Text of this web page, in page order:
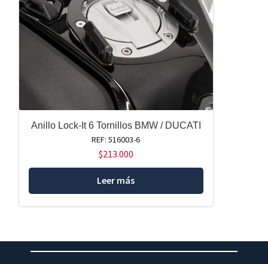
Anillo Lock-It 6 Tornillos BMW / DUCATI
REF: 516003-6
$213.000
Leer más